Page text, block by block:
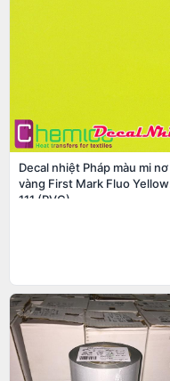
Decal nhiệt Pháp màu mi nơ
vàng First Mark Fluo Yellow
111 (PVC)